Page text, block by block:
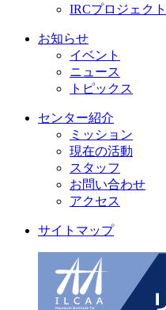
IRCプロジェク
お知らせ
イベント
ニュース
トピックス
センター紹介
ミッション
現在の活動
スタッフ
お問い合わせ
アクセス
サイトマップ